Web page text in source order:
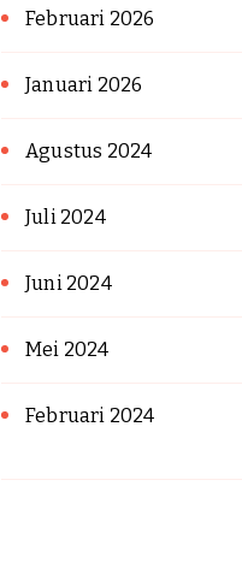
Februari 2026
Januari 2026
Agustus 2024
Juli 2024
Juni 2024
Mei 2024
Februari 2024